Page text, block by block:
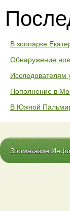
В зоопарке
Обнаружение
Исследователям
Пополнение в
В Южной
Зоомагазин